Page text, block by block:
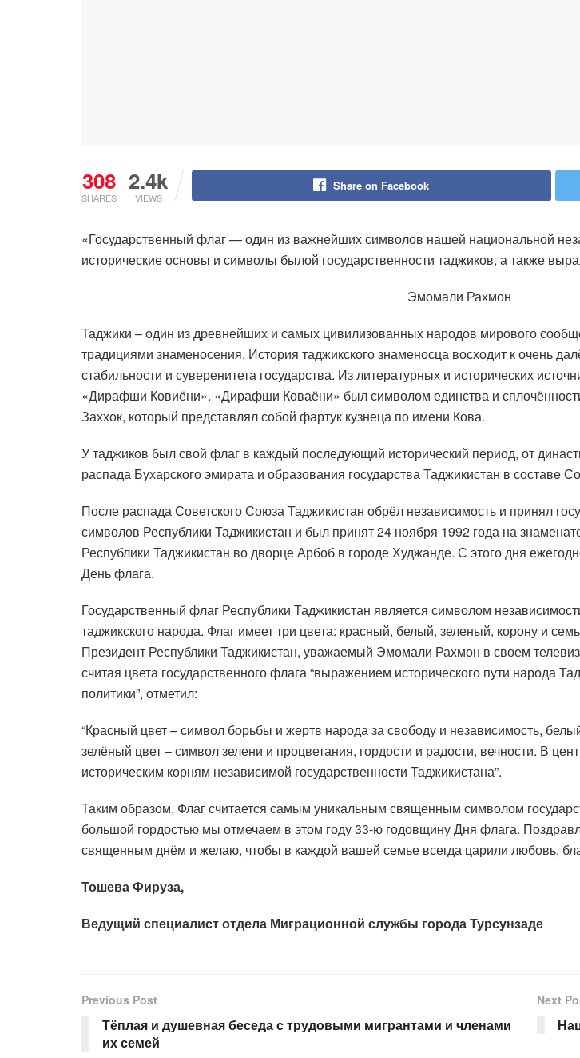
308
SHARES
2.4k
VIEWS
Share on Facebook
«Государственный флаг — один из важнейших символов нашей национальной
исторические основы и символы былой государственности таджиков, а также
Эмомали Рахмон
Таджики – один из древнейших и самых цивилизованных народов мирового
традициями знаменосения. История таджикского знаменосца восходит к очень
стабильности и суверенитета государства. Из литературных и исторических
«Дирафши Ковиёни». «Дирафши Коваёни» был символом единства и
Заххок, который представлял собой фартук кузнеца по имени Кова.
У таджиков был свой флаг в каждый последующий исторический период, от
распада Бухарского эмирата и образования государства Таджикистан в составе
После распада Советского Союза Таджикистан обрёл независимость и принял
символов Республики Таджикистан и был принят 24 ноября 1992 года на
Республики Таджикистан во дворце Арбоб в городе Худжанде. С этого дня
День флага.
Государственный флаг Республики Таджикистан является символом
таджикского народа. Флаг имеет три цвета: красный, белый, зеленый, корону и
Президент Республики Таджикистан, уважаемый Эмомали Рахмон в своем
считая цвета государственного флага “выражением исторического пути народа
политики”, отметил:
“Красный цвет – символ борьбы и жертв народа за свободу и независимость,
зелёный цвет – символ зелени и процветания, гордости и радости, вечности. В
историческим корням независимой государственности Таджикистана”.
Таким образом, Флаг считается самым уникальным священным символом
большой гордостью мы отмечаем в этом году 33-ю годовщину Дня флага.
священным днём и желаю, чтобы в каждой вашей семье всегда царили любовь,
Тошева Фируза,
Ведущий специалист отдела Миграционной службы города Турсунзаде
Previous Post
Тёплая и душевная беседа с трудовыми мигрантами и членами
их семей
Next